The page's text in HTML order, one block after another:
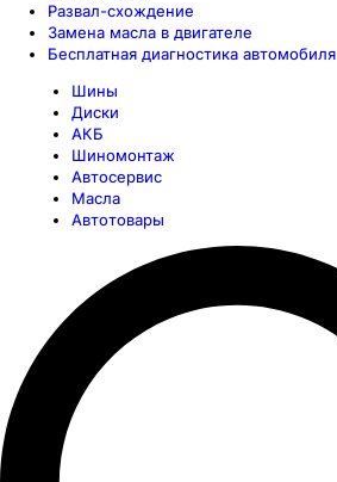
Развал-схождение
Замена масла в двигателе
Бесплатная диагностика автомобиля
Шины
Диски
АКБ
Шиномонтаж
Автосервис
Масла
Автотовары